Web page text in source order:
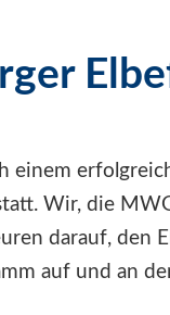
einem
Wir, die
darauf, den
auf und an